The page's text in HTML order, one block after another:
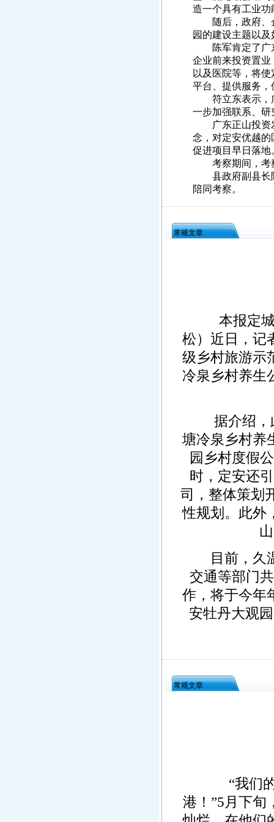
造一个具有工业
随后，政府、企
园的建设主题以
陈军肯定了广东
企业前来投资置
以及医院等，将
平台、提供服务
符立东表示，广
一步加强联系、
广东正山投资发
念，对定安优越
促进项目早日落地
考察期间，考察
县政府副县长陈
陪同考察。
常规文章
本报定城9
松）近日，记
级乡村旅游示
冷泉乡村养生
据介绍，此
塘冷泉乡村养
园乡村度假
时，定安还
司，整体策划
性规划。此外
目前，久温
交通等部门
作，将于今年
安牡丹大观
常规文章
“我们的
港！”5月下旬